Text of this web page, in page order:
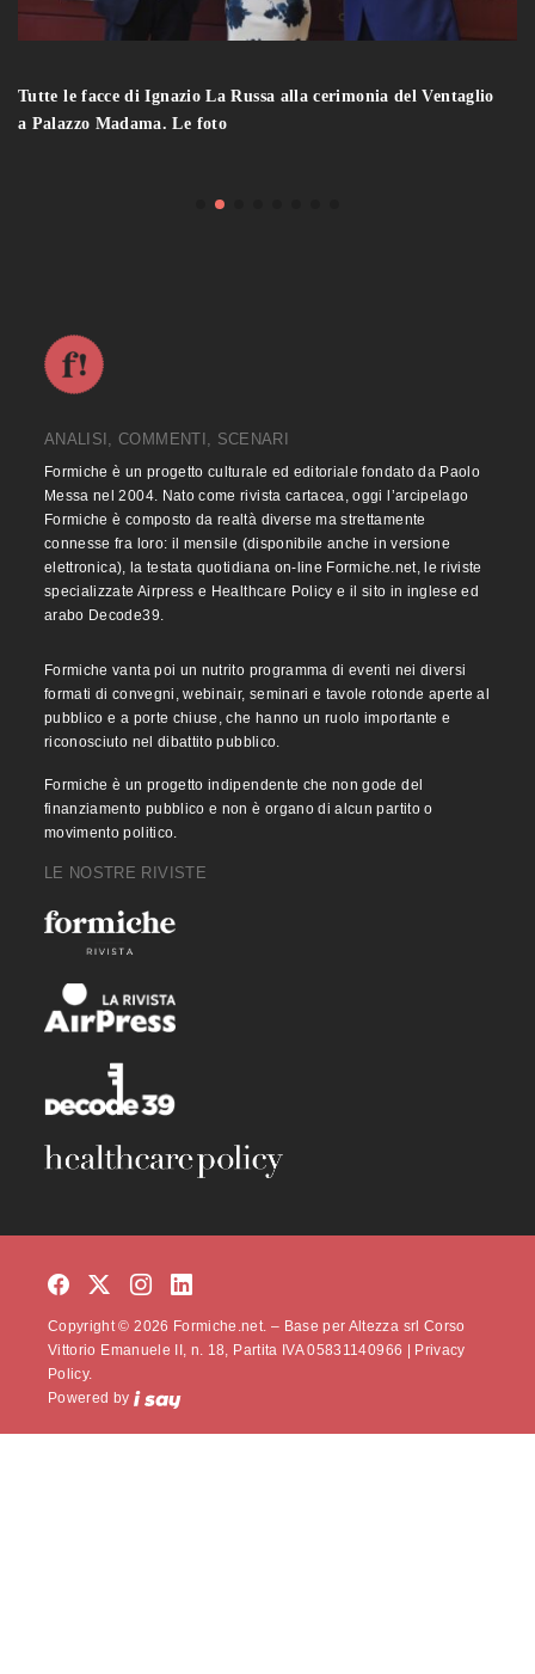
Tutte le facce di Ignazio La Russa alla cerimonia del Ventaglio
a Palazzo Madama. Le foto
ANALISI, COMMENTI, SCENARI
Formiche è un progetto culturale ed editoriale fondato da Paolo
Messa nel 2004. Nato come rivista cartacea, oggi l’arcipelago
Formiche è composto da realtà diverse ma strettamente
connesse fra loro: il mensile (disponibile anche in versione
elettronica), la testata quotidiana on-line Formiche.net, le riviste
specializzate Airpress e Healthcare Policy e il sito in inglese ed
arabo Decode39.
Formiche vanta poi un nutrito programma di eventi nei diversi
formati di convegni, webinair, seminari e tavole rotonde aperte al
pubblico e a porte chiuse, che hanno un ruolo importante e
riconosciuto nel dibattito pubblico.
Formiche è un progetto indipendente che non gode del
finanziamento pubblico e non è organo di alcun partito o
movimento politico.
LE NOSTRE RIVISTE
Copyright © 2026 Formiche.net. – Base per Altezza srl Corso
Vittorio Emanuele II, n. 18, Partita IVA 05831140966 |
Privacy
Policy.
Powered by